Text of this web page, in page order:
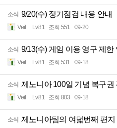
소식 9/20(수) 정기점검 내용 안내
Veil Lv.81 조회 551 09-20
소식 9/13(수) 게임 이용 영구 제한
Veil Lv.81 조회 531 09-18
소식 제노니아 100일 기념 복구권
Veil Lv.81 조회 803 09-18
소식 제노니아팀의 여덟번째 편지